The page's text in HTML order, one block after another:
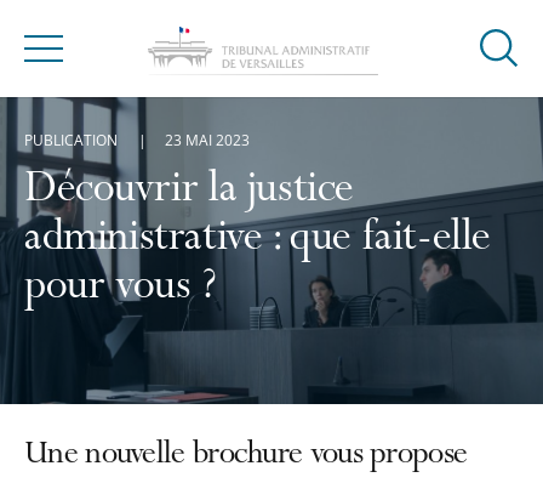
Menu
Ouvrir
Découvrir la justice
administrative : que fait-elle
pour vous ?
PUBLICATION 23 MAI 2023
Une nouvelle brochure vous propose